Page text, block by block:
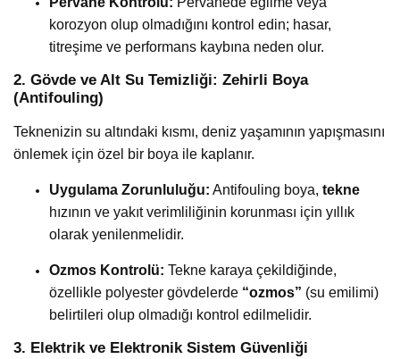
korozyon olup olmadığını kontrol edin; hasar,
titreşime ve performans kaybına neden olur.
2. Gövde ve Alt Su Temizliği: Zehirli Boya
(Antifouling)
Teknenizin su altındaki kısmı, deniz yaşamının yapışmasını
önlemek için özel bir boya ile kaplanır.
Uygulama Zorunluluğu: Antifouling boya, tekne
hızının ve yakıt verimliliğinin korunması için yıllık
olarak yenilenmelidir.
Ozmos Kontrolü: Tekne karaya çekildiğinde,
özellikle polyester gövdelerde “ozmos” (su emilimi)
belirtileri olup olmadığı kontrol edilmelidir.
3. Elektrik ve Elektronik Sistem Güvenliği